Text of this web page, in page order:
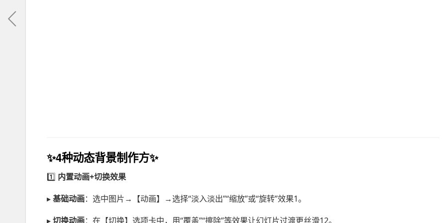
✨4种动态背景制作方✨
1️⃣ 内置动画+切换效果
▸基础动画：选中图片→【动画】→选择“淡入淡出”“缩放”或“旋转”效果1。
▸切换动画：在【切换】选项卡中，用“覆盖”“擦除”等效果让幻灯片过渡更丝滑12。